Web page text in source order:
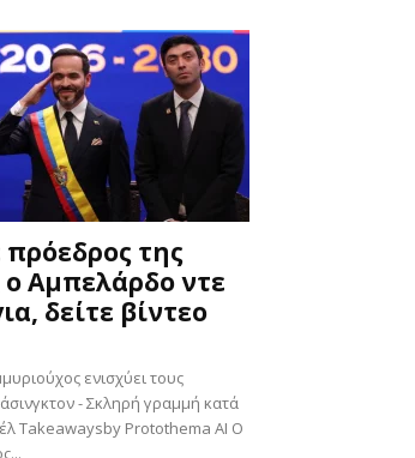
της
ο Αμπελάρδο ντε
δείτε βίντεο
ενισχύει τους
- Σκληρή γραμμή κατά
Takeawaysby Protothema AI Ο